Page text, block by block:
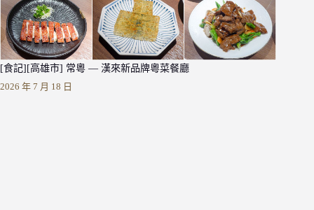
[食記][高雄市] 常粵 — 漢來新品牌粵菜餐廳
2026 年 7 月 18 日